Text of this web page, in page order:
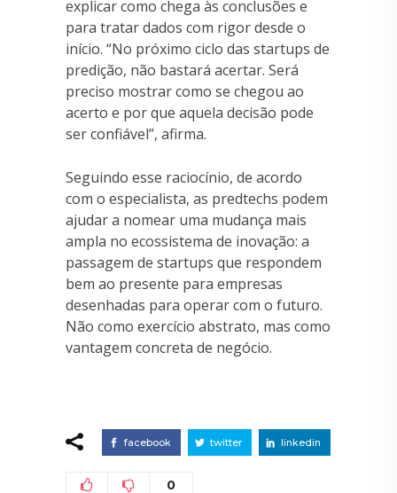
explicar como chega às conclusões e
para tratar dados com rigor desde o
início. “No próximo ciclo das startups de
predição, não bastará acertar. Será
preciso mostrar como se chegou ao
acerto e por que aquela decisão pode
ser confiável”, afirma.
Seguindo esse raciocínio, de acordo
com o especialista, as predtechs podem
ajudar a nomear uma mudança mais
ampla no ecossistema de inovação: a
passagem de startups que respondem
bem ao presente para empresas
desenhadas para operar com o futuro.
Não como exercício abstrato, mas como
vantagem concreta de negócio.
facebook twitter linkedin
0